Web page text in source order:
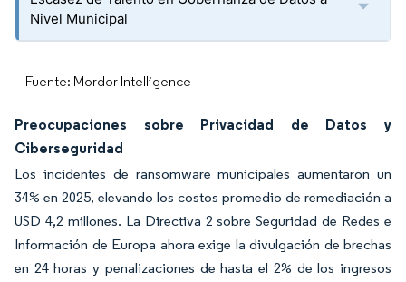
Nivel Municipal
Fuente: Mordor Intelligence
Preocupaciones sobre Privacidad de Datos y
Ciberseguridad
Los incidentes de ransomware municipales aumentaron un
34% en 2025, elevando los costos promedio de remediación a
USD 4,2 millones. La Directiva 2 sobre Seguridad de Redes e
Información de Europa ahora exige la divulgación de brechas
en 24 horas y penalizaciones de hasta el 2% de los ingresos